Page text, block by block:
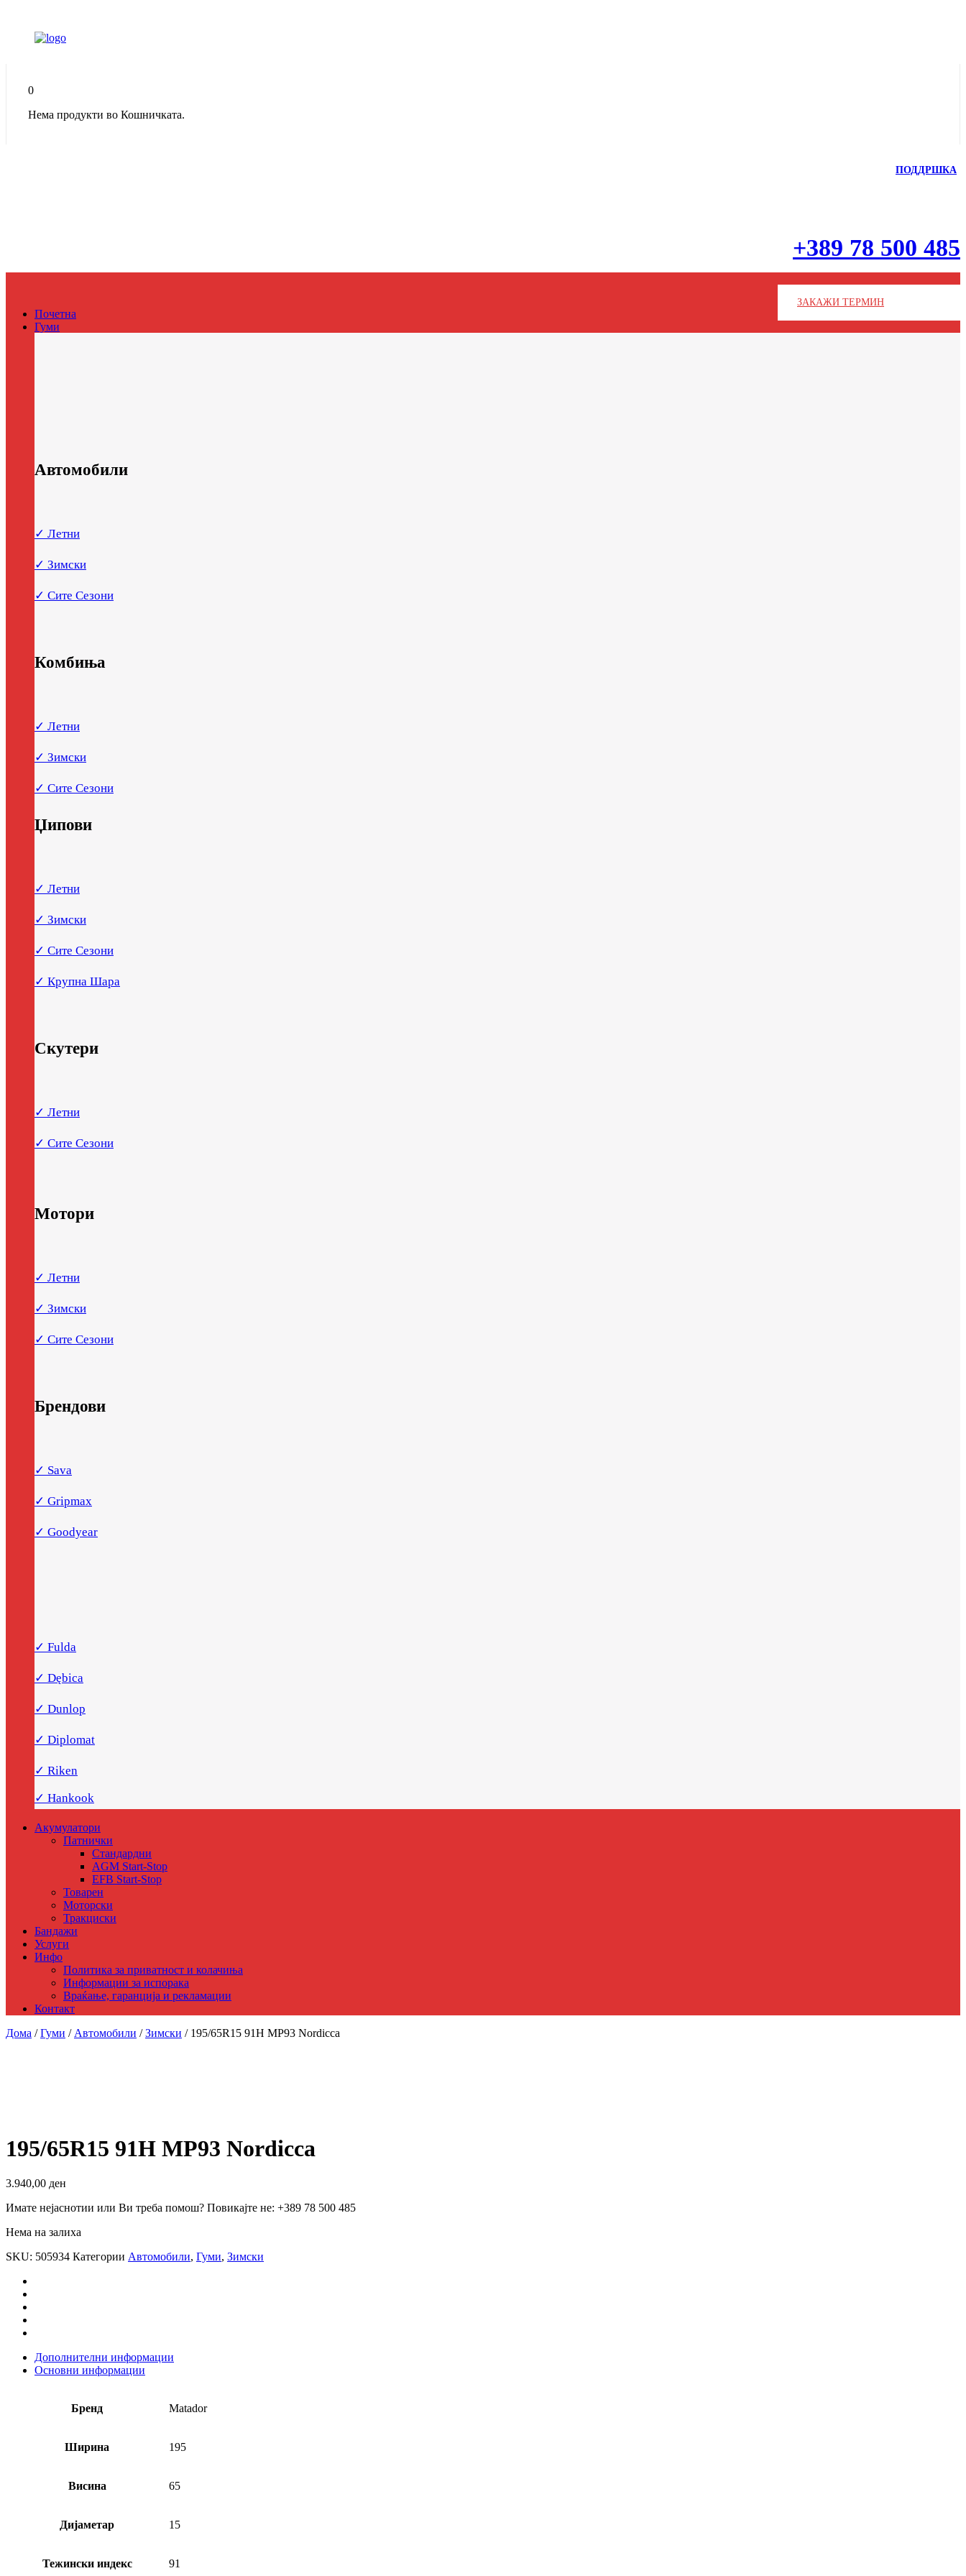
0
Нема продукти во Кошничката.
ПОДДРШКА
+389 78 500 485
ЗАКАЖИ ТЕРМИН
Почетна
Гуми
Автомобили
✓ Летни
✓ Зимски
✓ Сите Сезони
Комбиња
✓ Летни
✓ Зимски
✓ Сите Сезони
Џипови
✓ Летни
✓ Зимски
✓ Сите Сезони
✓ Крупна Шара
Скутери
✓ Летни
✓ Сите Сезони
Мотори
✓ Летни
✓ Зимски
✓ Сите Сезони
Брендови
✓ Sava
✓ Gripmax
✓ Goodyear
✓ Fulda
✓ Dębica
✓ Dunlop
✓ Diplomat
✓ Riken
✓ Hankook
Акумулатори
Патнички
Стандардни
AGM Start-Stop
EFB Start-Stop
Товарен
Моторски
Тракциски
Бандажи
Услуги
Инфо
Политика за приватност и колачиња
Информации за испорака
Враќање, гаранција и рекламации
Контакт
Дома /Гуми / Автомобили /Зимски / 195/65R15 91H MP93 Nordicca
195/65R15 91H MP93 Nordicca
3.940,00 ден
Имате нејаснотии или Ви треба помош? Повикајте не: +389 78 500 485
Нема на залиха
SKU: 505934 Категории Автомобили, Гуми, Зимски
Дополнителни информации
Основни информации
Бренд Matador
Ширина 195
Висина 65
Дијаметар 15
Тежински индекс 91